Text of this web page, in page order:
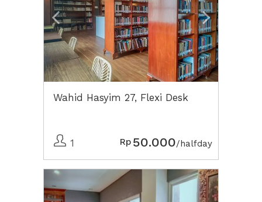
Wahid Hasyim 27, Flexi Desk
1 Rp 50.000/halfday
Previous Next2